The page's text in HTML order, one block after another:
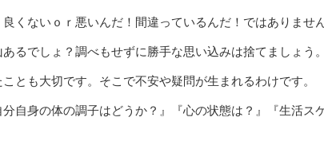
くないｏｒ悪いんだ！間違っているんだ！ではありません
るでしょ？調べもせずに勝手な思い込みは捨てましょう。
とも大切です。そこで不安や疑問が生まれるわけです。
自身の体の調子はどうか？』『心の状態は？』『生活ス